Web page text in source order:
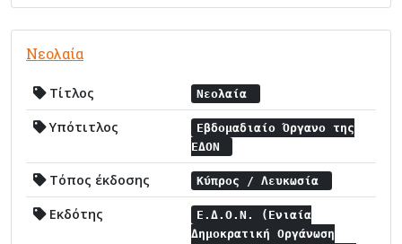
Νεολαία
Τίτλος Νεολαία
Υπότιτλος
Εβδομαδιαίο Όργανο της
ΕΔΟΝ
Τόπος έκδοσης Κύπρος / Λευκωσία
Εκδότης
Ε.Δ.Ο.Ν. (Ενιαία
Δημοκρατική Οργάνωση